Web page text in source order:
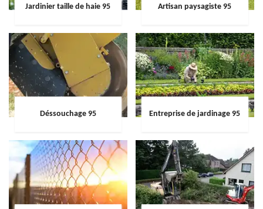
Jardinier taille de haie 95 Artisan paysagiste 95
Déssouchage 95 Entreprise de jardinage 95